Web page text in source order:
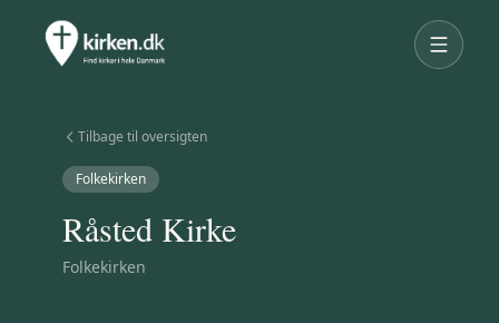
Tilbage til oversigten
Folkekirken
Råsted Kirke
Folkekirken